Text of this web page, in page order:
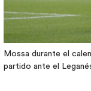
Mossa durante el
partido ante el